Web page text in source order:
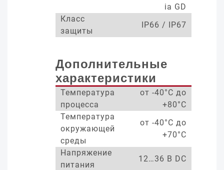
ia GD
Класс
защиты
IP66 / IP67
Дополнительные
характеристики
Температура
процесса
от -40°С до
+80°С
Температура
окружающей
среды
от -40°С до
+70°С
Напряжение
питания
12…36 В DC